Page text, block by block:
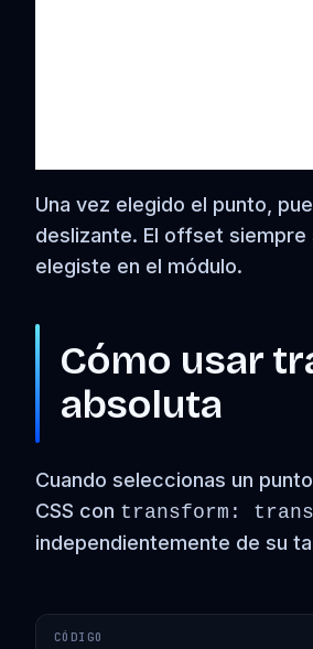
Una vez elegido el punto,
deslizante. El offset
elegiste en el módulo.
Cómo usar
absoluta
Cuando seleccionas un
CSS con transform:
independientemente de su
CÓDIGO